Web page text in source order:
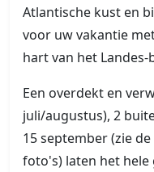
Atlantische kust en
voor uw vakantie
hart van het Landes-
Een overdekt en
juli/augustus), 2
15 september (zie
foto's) laten het hele